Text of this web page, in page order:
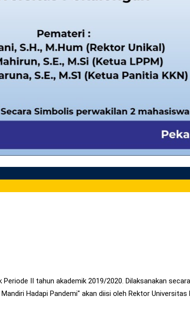
II tahun akademik 2019/2020. Dilaksanakan
Hadapi Pandemi" akan diisi oleh Rektor Universitas